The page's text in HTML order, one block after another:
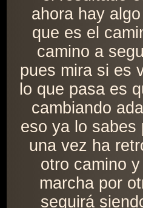
ahora hay
que es el
camino a
pues mira si es
lo que pasa es
cambiando
eso ya lo sabes
una vez ha
otro camino
marcha por
seguirá